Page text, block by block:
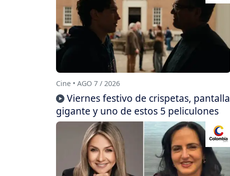
Cine • AGO 7 / 2026
Viernes festivo de crispetas, pantalla
gigante y uno de estos 5 peliculones